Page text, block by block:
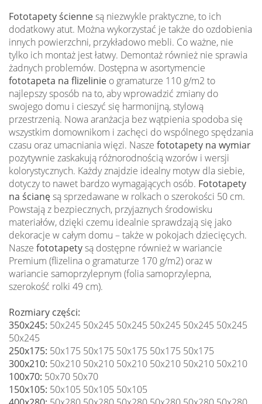
Fototapety ściennesą niezwykle praktyczne, to ich
dodatkowy atut. Można wykorzystać je także do ozdobienia
innych powierzchni, przykładowo mebli. Co ważne, nie
tylko ich montaż jest łatwy. Demontaż również nie sprawia
żadnych problemów. Dostępna w asortymencie
fototapeta na flizelinie o gramaturze 110 g/m2 to
najlepszy sposób na to, aby wprowadzić zmiany do
swojego domu i cieszyć się harmonijną, stylową
przestrzenią. Nowa aranżacja bez wątpienia spodoba się
wszystkim domownikom i zachęci do wspólnego spędzania
czasu oraz umacniania więzi. Nasze fototapety na wymiar
pozytywnie zaskakują różnorodnością wzorów i wersji
kolorystycznych. Każdy znajdzie idealny motyw dla siebie,
dotyczy to nawet bardzo wymagających osób. Fototapety
na ścianęsą sprzedawane w rolkach o szerokości 50 cm.
Powstają z bezpiecznych, przyjaznych środowisku
materiałów, dzięki czemu idealnie sprawdzają się jako
dekoracje w całym domu – także w pokojach dziecięcych.
Nasze fototapetysą dostępne również w wariancie
Premium (flizelina o gramaturze 170 g/m2) oraz w
wariancie samoprzylepnym (folia samoprzylepna,
szerokość rolki 49 cm).
Rozmiary części:
350x245: 50x245 50x245 50x245 50x245 50x245 50x245
50x245
250x175: 50x175 50x175 50x175 50x175 50x175
300x210: 50x210 50x210 50x210 50x210 50x210 50x210
100x70: 50x70 50x70
150x105: 50x105 50x105 50x105